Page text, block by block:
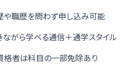
や職歴を問わず申し込み可能
ながら学べる通信＋通学スタイル
格者は科目の一部免除あり